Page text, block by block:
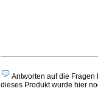
Antworten auf die
dieses Produkt wurde hier